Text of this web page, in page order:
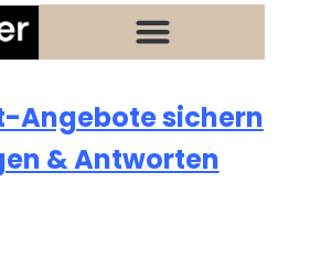
Angebote sichern
& Antworten